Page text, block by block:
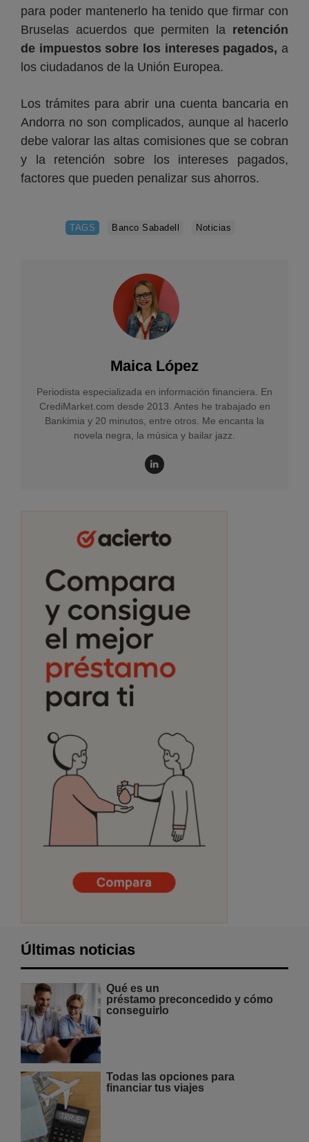
para poder mantenerlo ha tenido que firmar con
Bruselas acuerdos que permiten la retención
de impuestos sobre los intereses pagados, a
los ciudadanos de la Unión Europea.
Los trámites para abrir una cuenta bancaria en
Andorra no son complicados, aunque al hacerlo
debe valorar las altas comisiones que se cobran
y la retención sobre los intereses pagados,
factores que pueden penalizar sus ahorros.
TAGS Banco Sabadell Noticias
Maica López
Periodista especializada en información financiera. En
CrediMarket.com desde 2013. Antes he trabajado en
Bankimia y 20 minutos, entre otros. Me encanta la
novela negra, la música y bailar jazz.
Últimas noticias
Qué es un
préstamo preconcedido y cómo
conseguirlo
Todas las opciones para
financiar tus viajes